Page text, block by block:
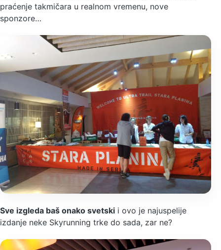
praćenje takmičara u realnom vremenu, nove
sponzore…
Sve izgleda baš onako svetski i ovo je najuspelije
izdanje neke Skyrunning trke do sada, zar ne?